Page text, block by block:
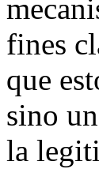
fines
que
sino
la